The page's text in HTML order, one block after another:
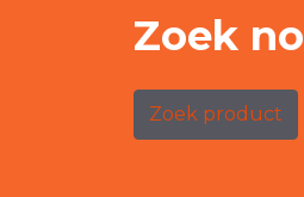
Zoek
Zoek product